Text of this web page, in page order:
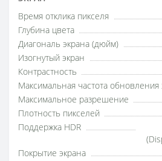
Время отклика пикселя
Глубина цвета
Диагональ экрана (дюйм)
Изогнутый экран
Контрастность
Максимальная частота обновления
Максимальное разрешение
Плотность пикселей
Поддержка HDR
Покрытие экрана